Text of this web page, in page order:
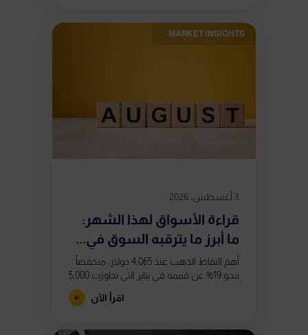
MARKET INSIGHTS​
3 أغسطس، 2026
قراءة الأسواق لهذا الشهر:
ما أبرز ما يترقبه السوق في...
أهم النقاط الذهب عند 4,065 دولار، منخفضاً
بنحو 19% عن قممه في يناير التي تجاوزت 5,000
دولار. تشكّل تباعدان صعوديان في مؤشر
اقرأ الآن